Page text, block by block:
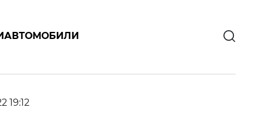
АВТОМОБИЛИ
19:12